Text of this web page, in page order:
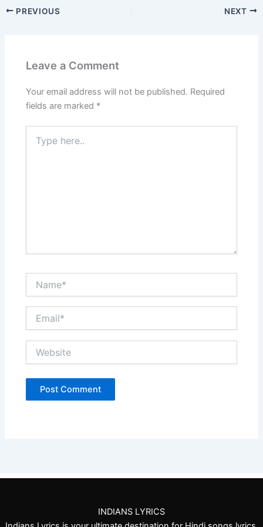
e
o
k
o
o
PREVIOUS NEXT
Leave a Comment
Your email address will not be published. Required
fields are marked *
here..
INDIANS LYRICS